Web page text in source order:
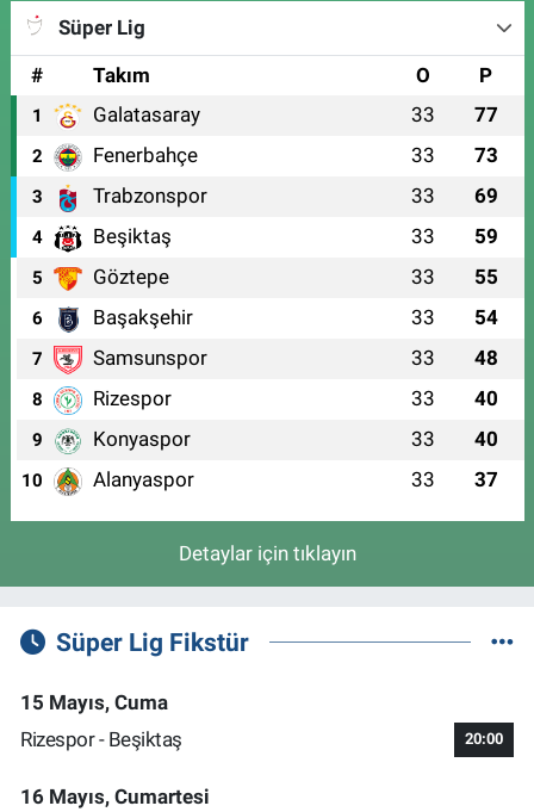
Süper Lig
#
Takım O P
1 Galatasaray 33 77
2 Fenerbahçe 33 73
3 Trabzonspor 33 69
4 Beşiktaş 33 59
5 Göztepe 33 55
6 Başakşehir 33 54
7 Samsunspor 33 48
8 Rizespor 33 40
9 Konyaspor 33 40
10 Alanyaspor 33 37
Detaylar için tıklayın
Süper Lig Fikstür
15 Mayıs, Cuma
Rizespor - Beşiktaş
20:00
16 Mayıs, Cumartesi